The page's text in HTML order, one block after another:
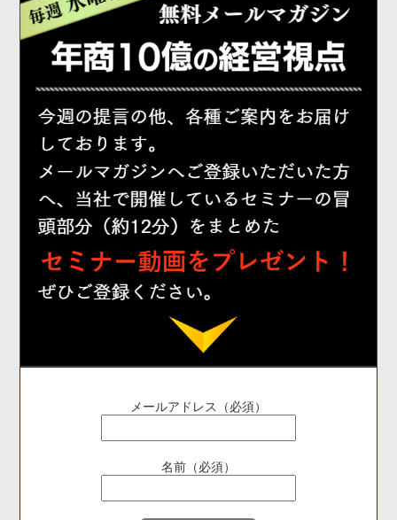
メールアドレス（必須）
名前（必須）